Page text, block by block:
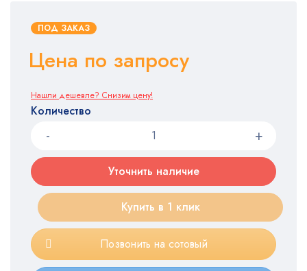
ПОД ЗАКАЗ
Цена по запросу
Нашли дешевле? Снизим цену!
Количество
Уточнить наличие
Купить в 1 клик
Позвонить на сотовый